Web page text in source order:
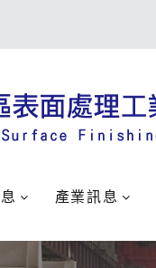
產業訊息